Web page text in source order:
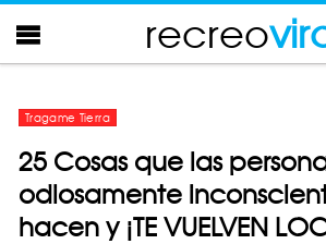
recreo
Tragame Tierra
25 Cosas que las
odiosamente
hacen y ¡TE VUELVEN